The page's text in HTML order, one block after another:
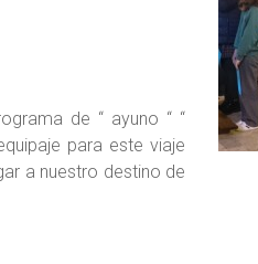
de “ ayuno “ “
para este viaje
a nuestro destino de